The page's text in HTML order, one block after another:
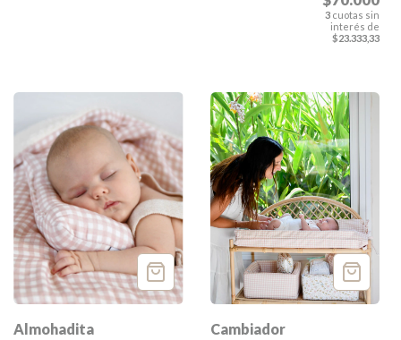
3 cuotas sin
interés de
$23.333,33
Almohadita
Cambiador